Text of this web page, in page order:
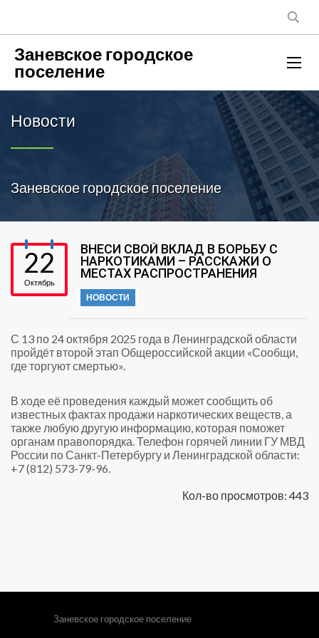
Заневское городское
поселение
Новости
Заневское городское поселение
22
Октябрь
ВНЕСИ СВОЙ ВКЛАД В БОРЬБУ С
НАРКОТИКАМИ – РАССКАЖИ О
МЕСТАХ РАСПРОСТРАНЕНИЯ
НОВОСТИ
С 13 по 24 октября 2025 года в Ленинградской области
пройдёт второй этап Общероссийской акции «Сообщи,
где торгуют смертью».
В ходе её проведения каждый может сообщить об
известных фактах продажи наркотических веществ, а
также любую другую информацию, которая поможет
органам правопорядка. Телефон горячей линии ГУ МВД
России по Санкт-Петербургу и Ленинградской области:
+7 (812) 573-79-96.
Кол-во просмотров: 443
Заневское городское поселение